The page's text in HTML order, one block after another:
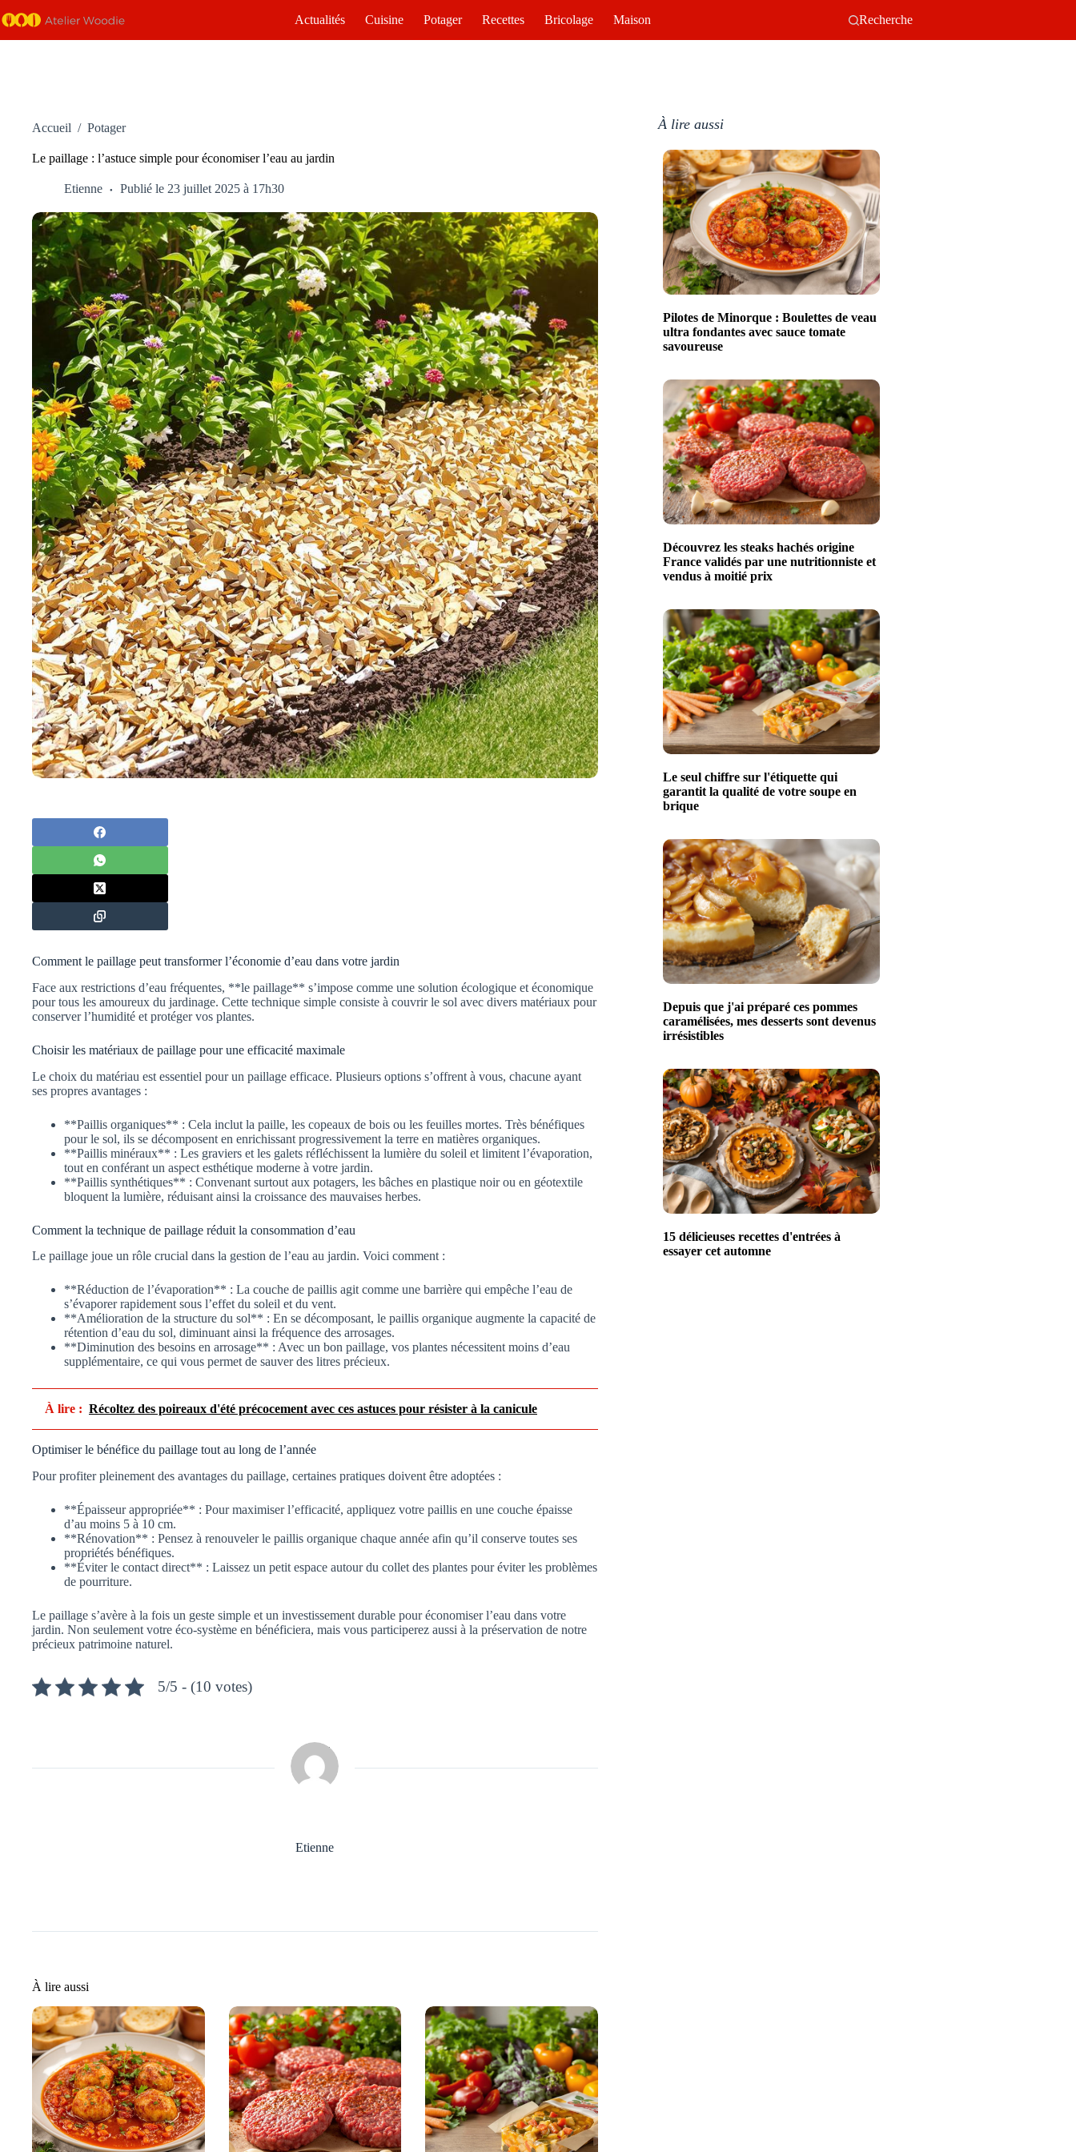
au
Actualités Cuisine Potager Recettes Bricolage Maison Recherche
Accueil / Potager
Le paillage : l’astuce simple pour économiser l’eau au jardin
Etienne Publié le 23 juillet 2025 à 17h30
Comment le paillage peut transformer l’économie d’eau dans votre jardin
Face aux restrictions d’eau fréquentes, **le paillage** s’impose comme une solution écologique et économique
pour tous les amoureux du jardinage. Cette technique simple consiste à couvrir le sol avec divers matériaux pour
conserver l’humidité et protéger vos plantes.
Choisir les matériaux de paillage pour une efficacité maximale
Le choix du matériau est essentiel pour un paillage efficace. Plusieurs options s’offrent à vous, chacune ayant
ses propres avantages :
**Paillis organiques** : Cela inclut la paille, les copeaux de bois ou les feuilles mortes. Très bénéfiques
pour le sol, ils se décomposent en enrichissant progressivement la terre en matières organiques.
**Paillis minéraux** : Les graviers et les galets réfléchissent la lumière du soleil et limitent l’évaporation,
tout en conférant un aspect esthétique moderne à votre jardin.
**Paillis synthétiques** : Convenant surtout aux potagers, les bâches en plastique noir ou en géotextile
bloquent la lumière, réduisant ainsi la croissance des mauvaises herbes.
Comment la technique de paillage réduit la consommation d’eau
Le paillage joue un rôle crucial dans la gestion de l’eau au jardin. Voici comment :
**Réduction de l’évaporation** : La couche de paillis agit comme une barrière qui empêche l’eau de
s’évaporer rapidement sous l’effet du soleil et du vent.
**Amélioration de la structure du sol** : En se décomposant, le paillis organique augmente la capacité de
rétention d’eau du sol, diminuant ainsi la fréquence des arrosages.
**Diminution des besoins en arrosage** : Avec un bon paillage, vos plantes nécessitent moins d’eau
supplémentaire, ce qui vous permet de sauver des litres précieux.
À lire : Récoltez des poireaux d'été précocement avec ces astuces pour résister à la canicule
Optimiser le bénéfice du paillage tout au long de l’année
Pour profiter pleinement des avantages du paillage, certaines pratiques doivent être adoptées :
**Épaisseur appropriée** : Pour maximiser l’efficacité, appliquez votre paillis en une couche épaisse
d’au moins 5 à 10 cm.
**Rénovation** : Pensez à renouveler le paillis organique chaque année afin qu’il conserve toutes ses
propriétés bénéfiques.
**Éviter le contact direct** : Laissez un petit espace autour du collet des plantes pour éviter les problèmes
de pourriture.
Le paillage s’avère à la fois un geste simple et un investissement durable pour économiser l’eau dans votre
jardin. Non seulement votre éco-système en bénéficiera, mais vous participerez aussi à la préservation de notre
précieux patrimoine naturel.
5/5 - (10 votes)
Etienne
À lire aussi
À lire aussi
Pilotes de Minorque : Boulettes de veau
ultra fondantes avec sauce tomate
savoureuse
Découvrez les steaks hachés origine
France validés par une nutritionniste et
vendus à moitié prix
Le seul chiffre sur l'étiquette qui
garantit la qualité de votre soupe en
brique
Depuis que j'ai préparé ces pommes
caramélisées, mes desserts sont devenus
irrésistibles
15 délicieuses recettes d'entrées à
essayer cet automne